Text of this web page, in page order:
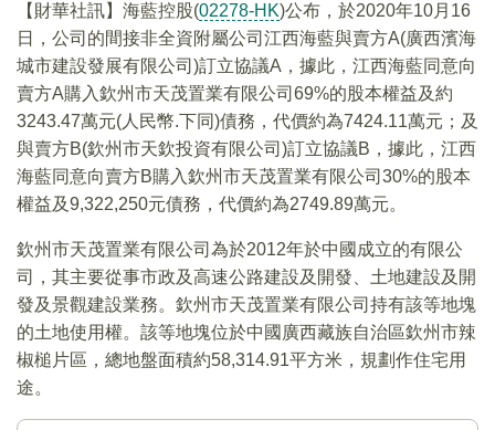
【財華社訊】海藍控股(02278-HK)公布，於2020年10月16
日，公司的間接非全資附屬公司江西海藍與賣方A(廣西濱海
城市建設發展有限公司)訂立協議A，據此，江西海藍同意向
賣方A購入欽州市天茂置業有限公司69%的股本權益及約
3243.47萬元(人民幣.下同)債務，代價約為7424.11萬元；及
與賣方B(欽州市天欽投資有限公司)訂立協議B，據此，江西
海藍同意向賣方B購入欽州市天茂置業有限公司30%的股本
權益及9,322,250元債務，代價約為2749.89萬元。
欽州市天茂置業有限公司為於2012年於中國成立的有限公
司，其主要從事市政及高速公路建設及開發、土地建設及開
發及景觀建設業務。欽州市天茂置業有限公司持有該等地塊
的土地使用權。該等地塊位於中國廣西藏族自治區欽州市辣
椒槌片區，總地盤面積約58,314.91平方米，規劃作住宅用
途。